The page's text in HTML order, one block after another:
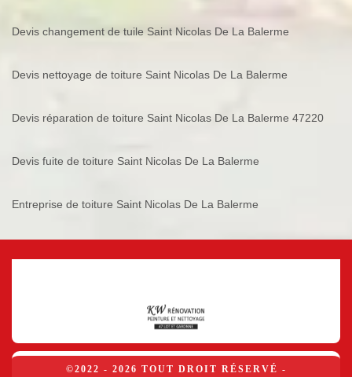
Devis changement de tuile Saint Nicolas De La Balerme
Devis nettoyage de toiture Saint Nicolas De La Balerme
Devis réparation de toiture Saint Nicolas De La Balerme 47220
Devis fuite de toiture Saint Nicolas De La Balerme
Entreprise de toiture Saint Nicolas De La Balerme
©2022 - 2026 TOUT DROIT RÉSERVÉ -